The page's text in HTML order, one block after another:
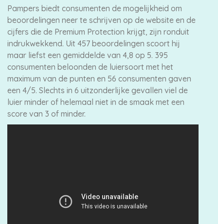
Pampers biedt consumenten de mogelijkheid om
beoordelingen neer te schrijven op de website en de
cijfers die de Premium Protection krijgt, zijn ronduit
indrukwekkend. Uit 457 beoordelingen scoort hij
maar liefst een gemiddelde van 4,8 op 5. 395
consumenten beloonden de luiersoort met het
maximum van de punten en 56 consumenten gaven
een 4/5. Slechts in 6 uitzonderlijke gevallen viel de
luier minder of helemaal niet in de smaak met een
score van 3 of minder.